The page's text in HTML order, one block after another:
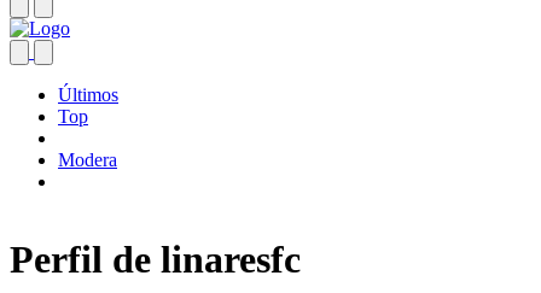
Últimos
Top
Modera
Perfil de linaresfc